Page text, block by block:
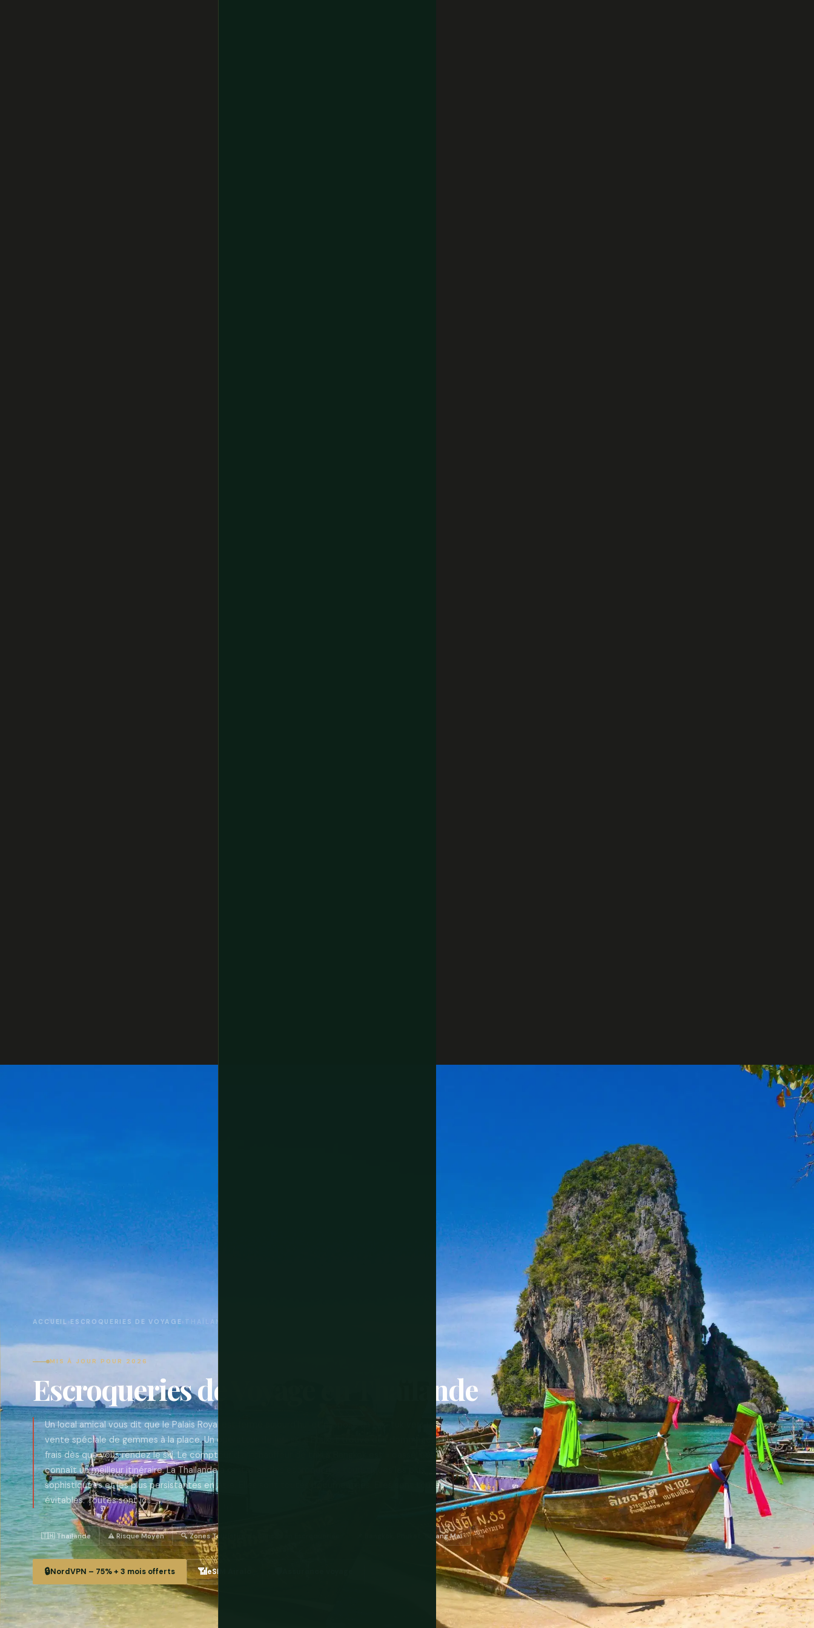
ACCUEIL ›ESCROQUERIES DE VOYAGE› THAÏLANDE
MIS À JOUR POUR 2026
Escroqueries de Voyage en Thaïlande
Un local amical vous dit que le Palais Royal est fermé aujourd'hui et propose un tuk-tuk vers une
vente spéciale de gemmes à la place. Un opérateur de jet-ski à Phuket trouve des dommages
frais dès que vous rendez le ski. Le compteur d'un chauffeur de taxi à Bangkok est « cassé » et il
connaît un meilleur itinéraire. La Thaïlande a certaines des escroqueries touristiques les plus
sophistiquées et les plus persistantes en Asie. Elles sont toutes documentées. Elles sont toutes
évitables. Toutes sont ici.
🇹🇭 Thaïlande ⚠️ Risque Moyen 🔍 Zones Touristiques Denses en Escroqueries 📌 Bangkok, Phuket, Chiang Mai
🔒NordVPN – 75% + 3 mois offerts 📶eSIM Airalo